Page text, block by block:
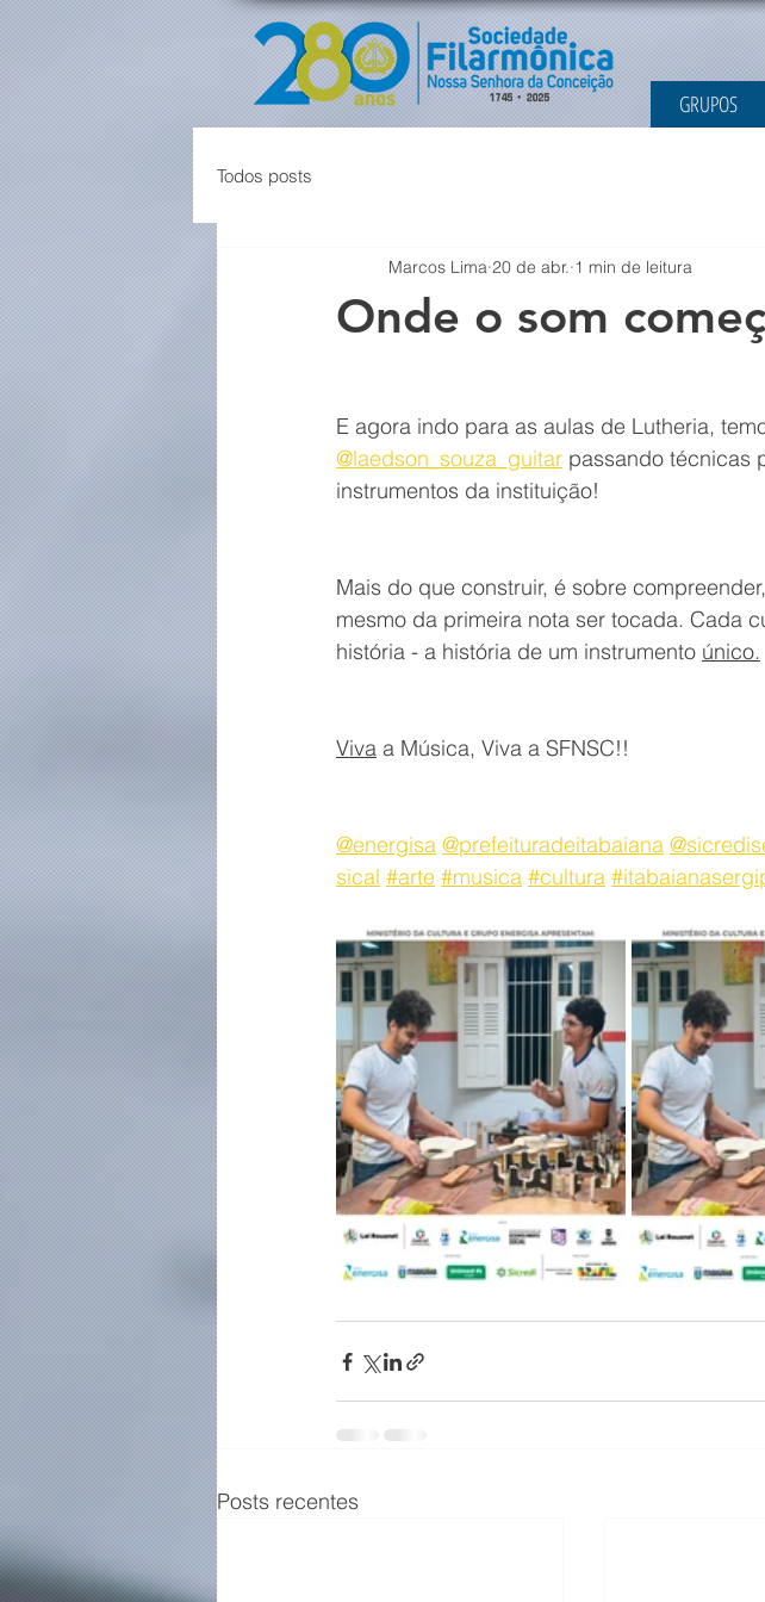
GRUPOS
Todos posts
Onde o som
Marcos Lima 20 de abr. 1 min de leitura
E agora indo para as aulas de Lutheria,
@laedson_souza_guitar passando técnicas
instrumentos da instituição!
Mais do que construir, é sobre
mesmo da primeira nota ser tocada. Cada
história - a história de um instrumento único.
Viva a Música, Viva a SFNSC!!
@energisa @prefeituradeitabaiana
sical #arte #musica #cultura
Posts recentes